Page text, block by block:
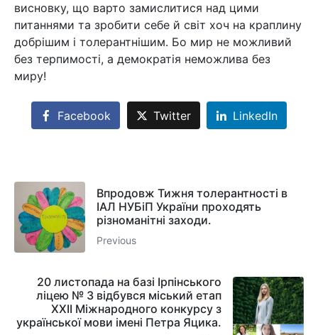
висновку, що варто замислитися над цими
питаннями та зробити себе й світ хоч на краплину
добрішим і толерантнішим. Бо мир не можливий
без терпимості, а демократія неможлива без
миру!
Facebook Twitter LinkedIn
Впродовж Тижня толерантності в
ІАЛ НУБіП України проходять
різноманітні заходи.
Previous
20 листопада на базі Ірпінського
ліцею № 3 відбувся міський етап
XXII Міжнародного конкурсу з
української мови імені Петра Яцика.